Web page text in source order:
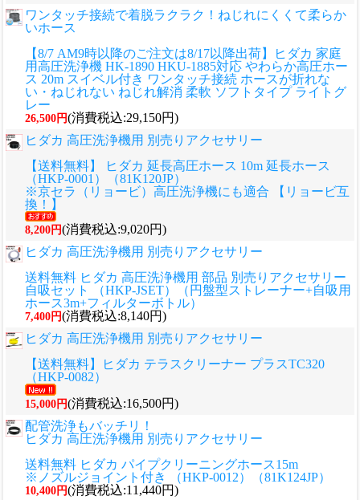
ワンタッチ接続で着脱ラクラク！ねじれにくくて柔らか
いホース
【8/7 AM9時以降のご注文は8/17以降出荷】ヒダカ 家庭
用高圧洗浄機 HK-1890 HKU-1885対応 やわらか高圧ホー
ス 20m スイベル付き ワンタッチ接続 ホースが折れな
い・ねじれない ねじれ解消 柔軟 ソフトタイプ ライトグ
レー
26,500円(消費税込:29,150円)
ヒダカ 高圧洗浄機用 別売りアクセサリー
【送料無料】 ヒダカ 延長高圧ホース 10m 延長ホース
（HKP-0001）（81K120JP）
※京セラ（リョービ）高圧洗浄機にも適合 【リョービ互
換！】
8,200円(消費税込:9,020円)
ヒダカ 高圧洗浄機用 別売りアクセサリー
送料無料 ヒダカ 高圧洗浄機用 部品 別売りアクセサリー
自吸セット （HKP-JSET）（円盤型ストレーナー+自吸用
ホース3m+フィルターボトル）
7,400円(消費税込:8,140円)
ヒダカ 高圧洗浄機用 別売りアクセサリー
【送料無料】ヒダカ テラスクリーナー プラスTC320
（HKP-0082）
15,000円(消費税込:16,500円)
配管洗浄もバッチリ！
ヒダカ 高圧洗浄機用 別売りアクセサリー
送料無料 ヒダカ パイプクリーニングホース15m
※ノズルジョイント付き （HKP-0012）（81K124JP）
10,400円(消費税込:11,440円)